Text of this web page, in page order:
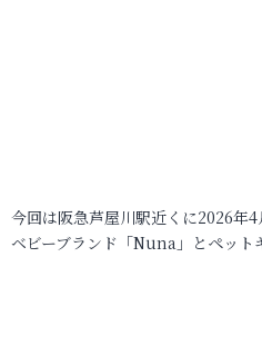
今回は阪急芦屋川駅近くに2026年
ベビーブランド「Nuna」とペッ